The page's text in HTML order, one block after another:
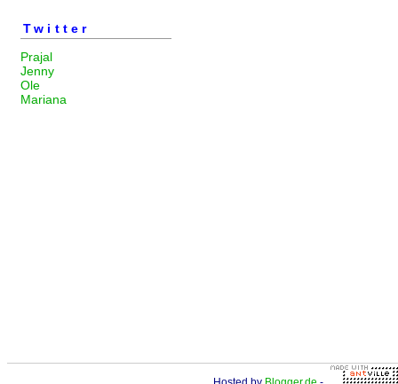
Twitter
Prajal
Jenny
Ole
Mariana